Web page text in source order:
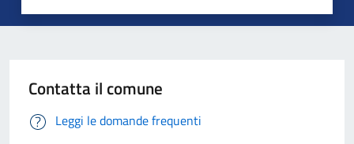
Contatta il comune
Leggi le domande frequenti